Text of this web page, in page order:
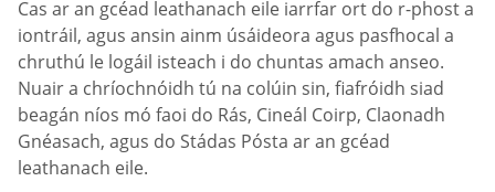
Cas ar an gcéad leathanach eile iarrfar ort do r-phost a
iontráil, agus ansin ainm úsáideora agus pasfhocal a
chruthú le logáil isteach i do chuntas amach anseo.
Nuair a chríochnóidh tú na colúin sin, fiafróidh siad
beagán níos mó faoi do Rás, Cineál Coirp, Claonadh
Gnéasach, agus do Stádas Pósta ar an gcéad
leathanach eile.